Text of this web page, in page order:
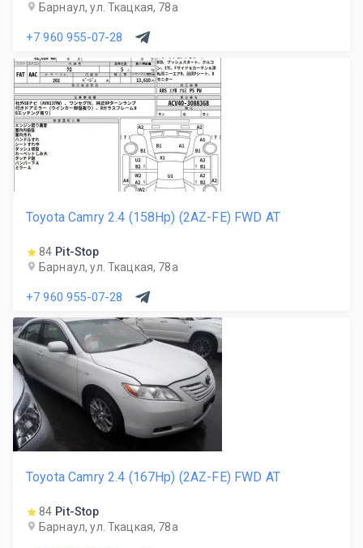
Барнаул, ул. Ткацкая, 78а
+7 960 955-07-28
Toyota Camry 2.4 (158Hp) (2AZ-FE) FWD AT
84 Pit-Stop
Барнаул, ул. Ткацкая, 78а
+7 960 955-07-28
Toyota Camry 2.4 (167Hp) (2AZ-FE) FWD AT
84 Pit-Stop
Барнаул, ул. Ткацкая, 78а